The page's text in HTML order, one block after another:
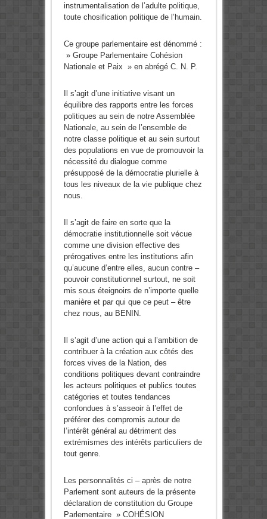
instrumentalisation de l’adulte politique,
toute chosification politique de l’humain.
Ce groupe parlementaire est dénommé :
» Groupe Parlementaire Cohésion
Nationale et Paix » en abrégé C. N. P.
Il s’agit d’une initiative visant un
équilibre des rapports entre les forces
politiques au sein de notre Assemblée
Nationale, au sein de l’ensemble de
notre classe politique et au sein surtout
des populations en vue de promouvoir la
nécessité du dialogue comme
présupposé de la démocratie plurielle à
tous les niveaux de la vie publique chez
nous.
Il s’agit de faire en sorte que la
démocratie institutionnelle soit vécue
comme une division effective des
prérogatives entre les institutions afin
qu’aucune d’entre elles, aucun contre –
pouvoir constitutionnel surtout, ne soit
mis sous éteignoirs de n’importe quelle
manière et par qui que ce peut – être
chez nous, au BENIN.
Il s’agit d’une action qui a l’ambition de
contribuer à la création aux côtés des
forces vives de la Nation, des
conditions politiques devant contraindre
les acteurs politiques et publics toutes
catégories et toutes tendances
confondues à s’asseoir à l’effet de
préférer des compromis autour de
l’intérêt général au détriment des
extrémismes des intérêts particuliers de
tout genre.
Les personnalités ci – après de notre
Parlement sont auteurs de la présente
déclaration de constitution du Groupe
Parlementaire » COHÉSION